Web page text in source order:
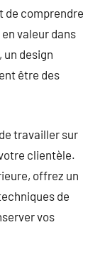
de comprendre
valeur dans
design
être des
travailler sur
clientèle.
offrez un
de
vos